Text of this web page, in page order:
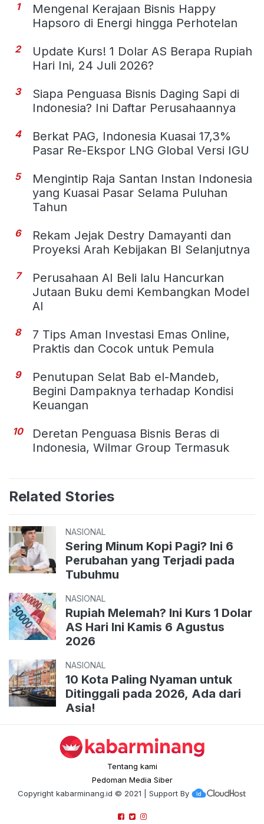
1
Mengenal Kerajaan Bisnis Happy
Hapsoro di Energi hingga Perhotelan
2
Update Kurs! 1 Dolar AS Berapa Rupiah
Hari Ini, 24 Juli 2026?
3
Siapa Penguasa Bisnis Daging Sapi di
Indonesia? Ini Daftar Perusahaannya
4
Berkat PAG, Indonesia Kuasai 17,3%
Pasar Re-Ekspor LNG Global Versi IGU
5
Mengintip Raja Santan Instan Indonesia
yang Kuasai Pasar Selama Puluhan
Tahun
6
Rekam Jejak Destry Damayanti dan
Proyeksi Arah Kebijakan BI Selanjutnya
7
Perusahaan AI Beli lalu Hancurkan
Jutaan Buku demi Kembangkan Model
AI
8
7 Tips Aman Investasi Emas Online,
Praktis dan Cocok untuk Pemula
9
Penutupan Selat Bab el-Mandeb,
Begini Dampaknya terhadap Kondisi
Keuangan
10
Deretan Penguasa Bisnis Beras di
Indonesia, Wilmar Group Termasuk
Related Stories
NASIONAL
Sering Minum Kopi Pagi? Ini 6
Perubahan yang Terjadi pada
Tubuhmu
NASIONAL
Rupiah Melemah? Ini Kurs 1 Dolar
AS Hari Ini Kamis 6 Agustus
2026
NASIONAL
10 Kota Paling Nyaman untuk
Ditinggali pada 2026, Ada dari
Asia!
Tentang kami
Pedoman Media Siber
Copyright kabarminang.id © 2021 | Support By